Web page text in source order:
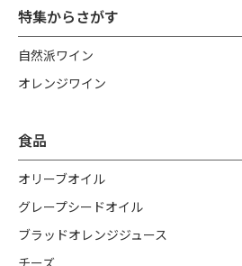
特集からさがす
自然派ワイン
オレンジワイン
食品
オリーブオイル
グレープシードオイル
ブラッドオレンジジュース